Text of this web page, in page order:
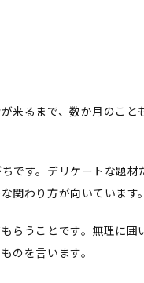
来るまで、数か月のこと
です。デリケートな題材
関わり方が向いています。
らうことです。無理に囲
のを言います。